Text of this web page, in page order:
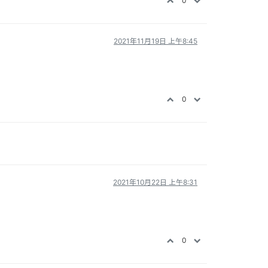
2021年11月19日 上午8:45
0
2021年10月22日 上午8:31
0